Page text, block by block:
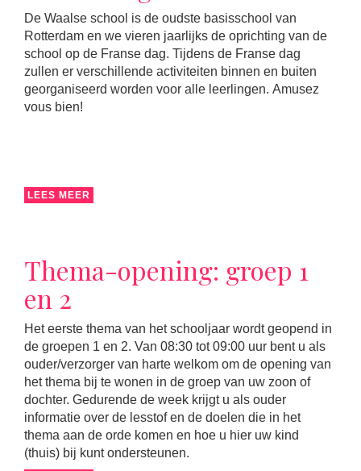
De Waalse school is de oudste basisschool van
Rotterdam en we vieren jaarlijks de oprichting van de
school op de Franse dag. Tijdens de Franse dag
zullen er verschillende activiteiten binnen en buiten
georganiseerd worden voor alle leerlingen. Amusez
vous bien!
LEES MEER
Thema-opening: groep 1
en 2
Het eerste thema van het schooljaar wordt geopend in
de groepen 1 en 2. Van 08:30 tot 09:00 uur bent u als
ouder/verzorger van harte welkom om de opening van
het thema bij te wonen in de groep van uw zoon of
dochter. Gedurende de week krijgt u als ouder
informatie over de lesstof en de doelen die in het
thema aan de orde komen en hoe u hier uw kind
(thuis) bij kunt ondersteunen.